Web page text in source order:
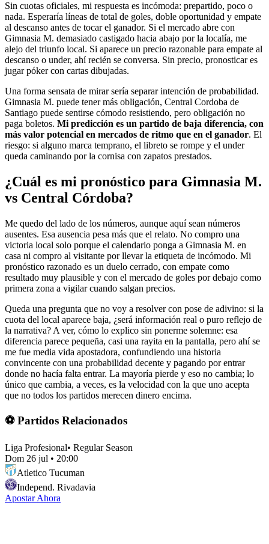
Sin cuotas oficiales, mi respuesta es incómoda: prepartido, poco o
nada. Esperaría líneas de total de goles, doble oportunidad y empate
al descanso antes de tocar el ganador. Si el mercado abre con
Gimnasia M. demasiado castigado hacia abajo por la localía, me
alejo del triunfo local. Si aparece un precio razonable para empate al
descanso o under, ahí recién se conversa. Sin precio, pronosticar es
jugar póker con cartas dibujadas.
Una forma sensata de mirar sería separar intención de probabilidad.
Gimnasia M. puede tener más obligación, Central Cordoba de
Santiago puede sentirse cómodo resistiendo, pero obligación no
paga boletos. Mi predicción es un partido de baja diferencia, con
más valor potencial en mercados de ritmo que en el ganador. El
riesgo: si alguno marca temprano, el libreto se rompe y el under
queda caminando por la cornisa con zapatos prestados.
¿Cuál es mi pronóstico para Gimnasia M.
vs Central Córdoba?
Me quedo del lado de los números, aunque aquí sean números
ausentes. Esa ausencia pesa más que el relato. No compro una
victoria local solo porque el calendario ponga a Gimnasia M. en
casa ni compro al visitante por llevar la etiqueta de incómodo. Mi
pronóstico razonado es un duelo cerrado, con empate como
resultado muy plausible y con el mercado de goles por debajo como
primera zona a vigilar cuando salgan precios.
Queda una pregunta que no voy a resolver con pose de adivino: si la
cuota del local aparece baja, ¿será información real o puro reflejo de
la narrativa? A ver, cómo lo explico sin ponerme solemne: esa
diferencia parece pequeña, casi una rayita en la pantalla, pero ahí se
me fue media vida apostadora, confundiendo una historia
convincente con una probabilidad decente y pagando por entrar
donde no hacía falta entrar. La mayoría pierde y eso no cambia; lo
único que cambia, a veces, es la velocidad con la que uno acepta
que no todos los partidos merecen dinero encima.
⚽ Partidos Relacionados
Liga Profesional• Regular Season
Dom 26 jul • 20:00
Atletico Tucuman
Independ. Rivadavia
Apostar Ahora